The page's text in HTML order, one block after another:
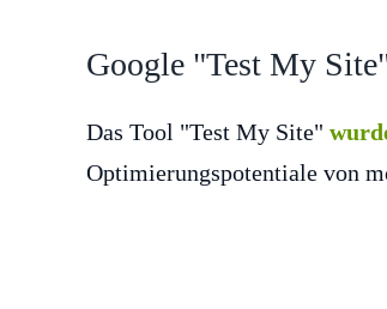
Google "Test My
Das Tool "Test My Site"
Optimierungspotentiale von